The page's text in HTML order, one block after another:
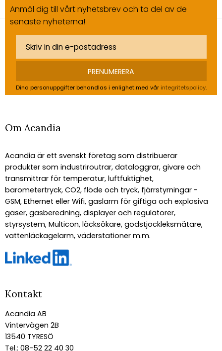
Anmäl dig till vårt nyhetsbrev och ta del av de
senaste nyheterna!
PRENUMERERA
Dina personuppgifter behandlas i enlighet med vår integritetspolicy.
Om Acandia
Acandia är ett svenskt företag som distribuerar
produkter som industriroutrar, dataloggrar, givare och
transmittrar för temperatur, luftfuktighet,
barometertryck, CO2, flöde och tryck, fjärrstyrningar -
GSM, Ethernet eller Wifi, gaslarm för giftiga och explosiva
gaser, gasberedning, displayer och regulatorer,
styrsystem, Multicon, läcksökare, godstjockleksmätare,
vattenläckagelarm, väderstationer m.m.
Kontakt
Acandia AB
Vintervägen 2B
13540 TYRESÖ
Tel.: 08-52 22 40 30